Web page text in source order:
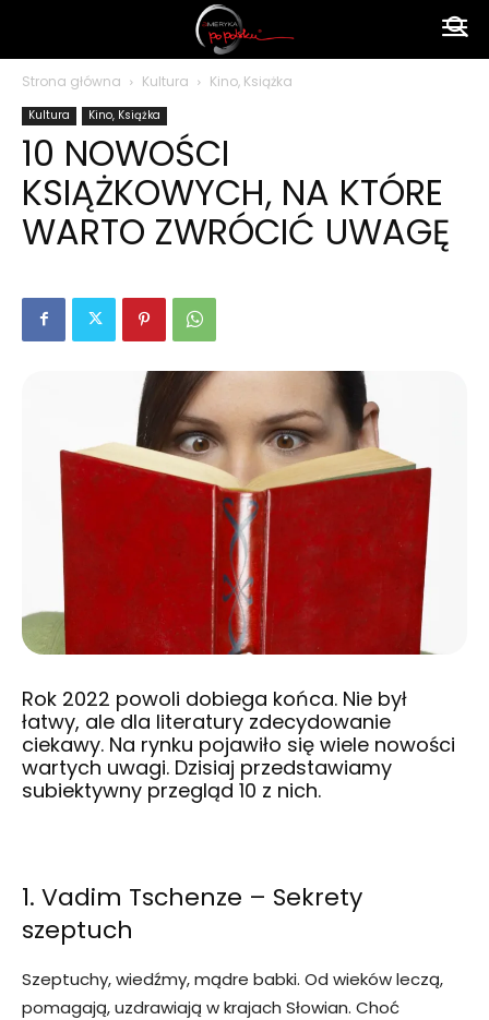
polsku
Strona główna Kultura Kino, Książka
Kultura Kino, Książka
10 NOWOŚCI
KSIĄŻKOWYCH, NA KTÓRE
WARTO ZWRÓCIĆ UWAGĘ
Rok 2022 powoli dobiega końca. Nie był
łatwy, ale dla literatury zdecydowanie
ciekawy. Na rynku pojawiło się wiele nowości
wartych uwagi. Dzisiaj przedstawiamy
subiektywny przegląd 10 z nich.
1. Vadim Tschenze – Sekrety
szeptuch
Szeptuchy, wiedźmy, mądre babki. Od wieków leczą,
pomagają, uzdrawiają w krajach Słowian. Choć